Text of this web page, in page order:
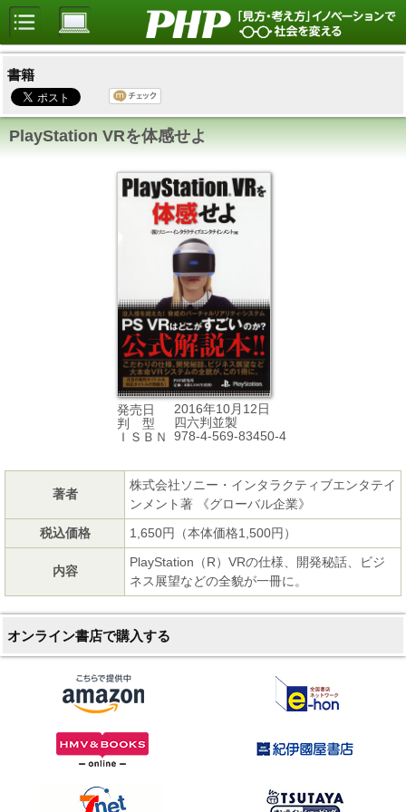
書籍
PlayStation VRを体感せよ
発売日
2016年10月12日
判 型
四六判並製
ＩＳＢＮ
978-4-569-83450-4
著者
株式会社ソニー・インタラクティブエンタテイ
ンメント著 《グローバル企業》
税込価格
1,650円（本体価格1,500円）
内容
PlayStation（R）VRの仕様、開発秘話、ビジ
ネス展望などの全貌が一冊に。
オンライン書店で購入する